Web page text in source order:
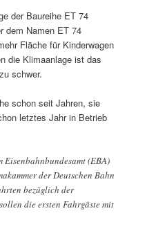
der Baureihe ET 74
dem Namen ET 74
Fläche für Kinderwagen
die Klimaanlage ist das
schwer.
schon seit Jahren, sie
letztes Jahr in Betrieb
(EBA)
der Deutschen Bahn
bezüglich der
die ersten Fahrgäste mit